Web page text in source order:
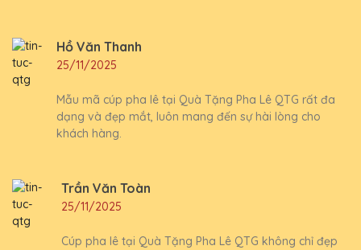
Hồ Văn Thanh
25/11/2025
Mẫu mã cúp pha lê tại Quà Tặng Pha Lê QTG rất đa
dạng và đẹp mắt, luôn mang đến sự hài lòng cho
khách hàng.
Trần Văn Toàn
25/11/2025
Cúp pha lê tại Quà Tặng Pha Lê QTG không chỉ đẹp